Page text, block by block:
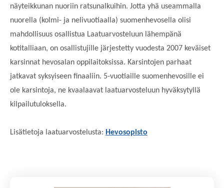
näyteikkunan nuoriin ratsunalkuihin. Jotta yhä useammalla
nuorella (kolmi- ja nelivuotiaalla) suomenhevosella olisi
mahdollisuus osallistua Laatuarvosteluun lähempänä
kotitalliaan, on osallistujille järjestetty vuodesta 2007 keväiset
karsinnat hevosalan oppilaitoksissa. Karsintojen parhaat
jatkavat syksyiseen finaaliin. 5-vuotiaille suomenhevosille ei
ole karsintoja, ne kvaalaavat laatuarvosteluun hyväksytyllä
kilpailutuloksella.
Lisätietoja laatuarvostelusta: Hevosopisto